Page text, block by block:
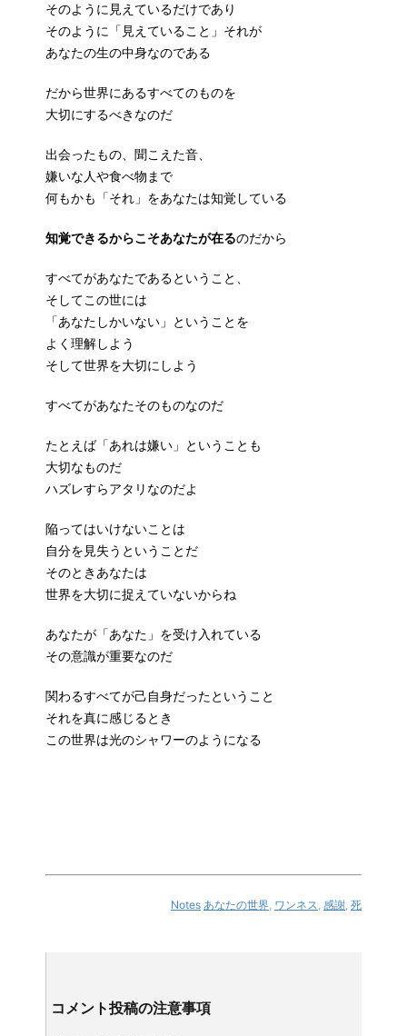
そのように見えているだけであり
そのように「見えていること」それが
あなたの生の中身なのである
だから世界にあるすべてのものを
大切にするべきなのだ
出会ったもの、聞こえた音、
嫌いな人や食べ物まで
何もかも「それ」をあなたは知覚している
知覚できるからこそあなたが在るのだから
すべてがあなたであるということ、
そしてこの世には
「あなたしかいない」ということを
よく理解しよう
そして世界を大切にしよう
すべてがあなたそのものなのだ
たとえば「あれは嫌い」ということも
大切なものだ
ハズレすらアタリなのだよ
陥ってはいけないことは
自分を見失うということだ
そのときあなたは
世界を大切に捉えていないからね
あなたが「あなた」を受け入れている
その意識が重要なのだ
関わるすべてが己自身だったということ
それを真に感じるとき
この世界は光のシャワーのようになる
Notes あなたの世界, ワンネス, 感謝, 死
コメント投稿の注意事項